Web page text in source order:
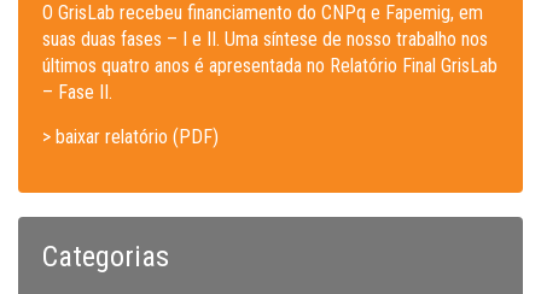
O GrisLab recebeu financiamento do CNPq e Fapemig, em
suas duas fases – I e II. Uma síntese de nosso trabalho nos
últimos quatro anos é apresentada no Relatório Final GrisLab
– Fase II.
> baixar relatório (PDF)
Categorias